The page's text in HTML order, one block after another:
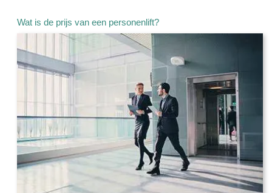
Wat is de prijs van een personenlift?